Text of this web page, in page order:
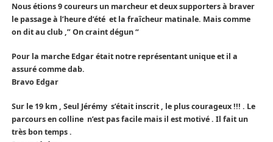
Nous étions 9 coureurs un marcheur et deux supporters à braver
le passage à l’heure d’été et la fraîcheur matinale. Mais comme
on dit au club ,” On craint dégun “
Pour la marche Edgar était notre représentant unique et il a
assuré comme dab.
Bravo Edgar
Sur le 19 km , Seul Jérémy s’était inscrit , le plus courageux !!! . Le
parcours en colline n’est pas facile mais il est motivé . Il fait un
très bon temps .